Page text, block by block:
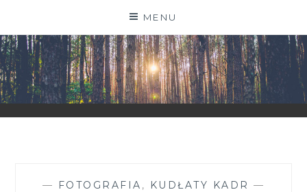
content
MENU
ZGRANESTADO.PL
FOTOGRAFICZNE ZAPISKI DNIA CODZIENNEGO
— FOTOGRAFIA , KUDŁATY KADR —